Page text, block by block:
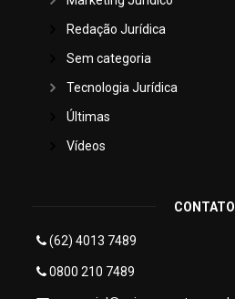
Redação Jurídica
Sem categoria
Tecnologia Jurídica
Últimas
Vídeos
CONTATO
(62) 4013 7489
0800 210 7489